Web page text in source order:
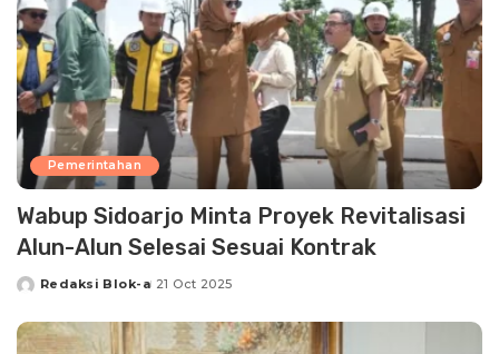
Pemerintahan
Wabup Sidoarjo Minta Proyek Revitalisasi
Alun-Alun Selesai Sesuai Kontrak
Posted
Redaksi Blok-a 21 Oct 2025